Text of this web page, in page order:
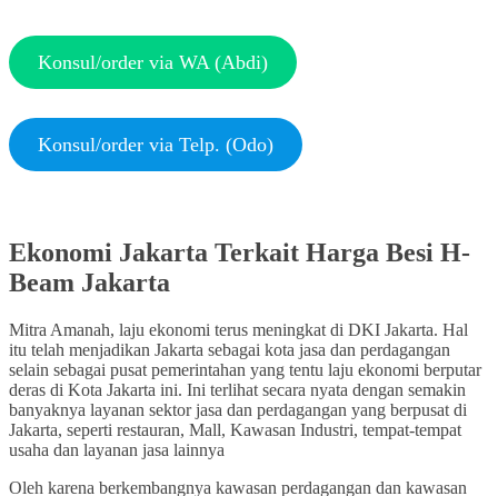
Konsul/order via WA (Abdi)
Konsul/order via Telp. (Odo)
Ekonomi Jakarta Terkait Harga Besi H-
Beam Jakarta
Mitra Amanah, laju ekonomi terus meningkat di DKI Jakarta. Hal
itu telah menjadikan Jakarta sebagai kota jasa dan perdagangan
selain sebagai pusat pemerintahan yang tentu laju ekonomi berputar
deras di Kota Jakarta ini. Ini terlihat secara nyata dengan semakin
banyaknya layanan sektor jasa dan perdagangan yang berpusat di
Jakarta, seperti restauran, Mall, Kawasan Industri, tempat-tempat
usaha dan layanan jasa lainnya
Oleh karena berkembangnya kawasan perdagangan dan kawasan